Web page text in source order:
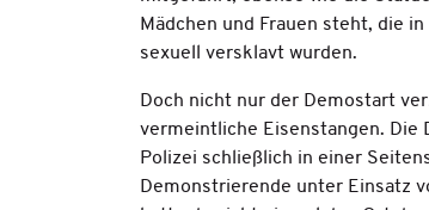
Mädchen und Frauen steht, die
sexuell versklavt wurden.
Doch nicht nur der Demostart
vermeintliche Eisenstangen. Die
Polizei schließlich in einer
Demonstrierende unter Einsatz